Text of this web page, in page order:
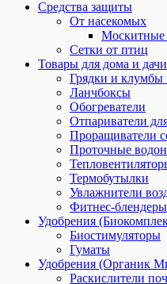
Средства защиты
От насекомых
Москитные
Сетки от птиц
Товары для дома и дачи
Грядки и
Ланчбоксы
Обогреватели
Отпариватели
Проращиватели
Проточные
Термобутылки
Увлажнители
Фитнес-блендеры
Удобрения
Биостимуляторы
Гуматы
Удобрения (Органик
Раскислители